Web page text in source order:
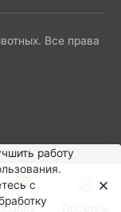
Все права
работу
с
0